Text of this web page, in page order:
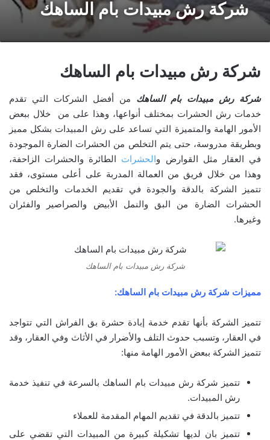
شركة رش مبيدات بام الساهك
شركة رش مبيدات بام الساهك
شركة رش مبيدات بام الساهك من أفضل الشركات التي تقدم
خدمات رش الحشرات بمختلف أنواعها، وهذا على من خلال ببعض
الأمور الهامة والمتميزة التي تساعد على رش المبيدات بشكل مميز
وبطريقة مدروسة، حتى يتم التخلص من الحشرات الضارة الموجودة
في العقار مثل القوارض والحشرات الطائرة والحشرات الزاحفة،
وهذا من خلال فريق من العمالة المدربة على أعلى مستوى، فقد
تتميز الشركة بالدقة والجودة في تقديم الخدمات والتخلص من
الحشرات الضارة من البق والنمل الأبيض والصراصير والفئران
وغيرها.
شركة رش مبيدات بام الساهك
مميزات شركة رش مبيدات بام الساهك:
تتميز الشركة بأنها تقدم خدمة إبادة حشرة بق الفراش التي تتواجد
في العقار، وتسبب حدوث التلف والأضرار في الأثاث وفي العقار، وقد
تتميز الشركة ببعض الأمور الهامة منها:
تتميز شركة رش مبيدات بام الساهك بالسرعة في تنفيذ خدمة
رش المبيدات.
تتميز بالدقة في تقديم المهام المقدمة للعملاء
تتميز بان لديها تشكيلة كبيرة من المبيدات التي تقضي على